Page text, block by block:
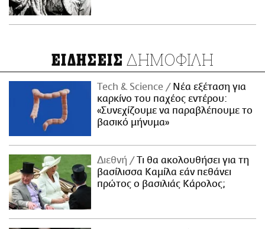
ΕΙΔΗΣΕΙΣ ΔΗΜΟΦΙΛΗ
Τech & Science
Νέα εξέταση για
καρκίνο του παχέος εντέρου:
«Συνεχίζουμε να παραβλέπουμε το
βασικό μήνυμα»
Διεθνή
Τι θα ακολουθήσει για τη
βασίλισσα Καμίλα εάν πεθάνει
πρώτος ο βασιλιάς Κάρολος;